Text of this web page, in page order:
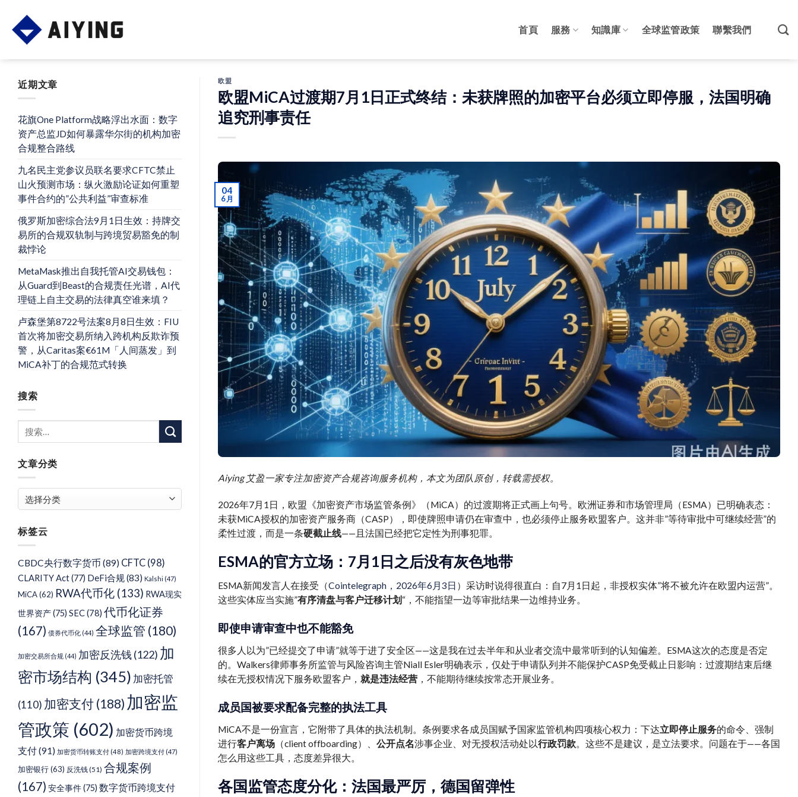
content
首頁 服務 知識庫 全球监管政策 聯繫我們
近期文章
花旗One Platform战略浮出水面：数字
资产总监JD如何暴露华尔街的机构加密
合规整合路线
九名民主党参议员联名要求CFTC禁止
山火预测市场：纵火激励论证如何重塑
事件合约的”公共利益”审查标准
俄罗斯加密综合法9月1日生效：持牌交
易所的合规双轨制与跨境贸易豁免的制
裁悖论
MetaMask推出自我托管AI交易钱包：
从Guard到Beast的合规责任光谱，AI代
理链上自主交易的法律真空谁来填？
卢森堡第8722号法案8月8日生效：FIU
首次将加密交易所纳入跨机构反欺诈预
警，从Caritas案€61M「人间蒸发」到
MiCA补丁的合规范式转换
搜索
文章分类
章
类
标签云
CBDC央行数字货币 (89) CFTC (98)
CLARITY Act(77) DeFi合规(83) Kalshi (47)
MiCA(62) RWA代币化 (133) RWA现实
世界资产(75) SEC(78) 代币化证券
(167) 债券代币化 (44) 全球监管 (180)
加密交易所合规 (44) 加密反洗钱 (122) 加
密市场结构 (345) 加密托管
(110) 加密支付 (188) 加密监
管政策 (602) 加密货币跨境
支付(91) 加密货币转账支付 (48) 加密跨境支付 (47)
加密银行(63) 反洗钱(51) 合规案例
(167) 安全事件(75) 数字货币跨境支付
欧盟
欧盟MiCA过渡期7月1日正式终结：未获牌照的加密平台必须立即停服，法国明确
追究刑事责任
04
6 月
Aiying 艾盈一家专注加密资产合规咨询服务机构，本文为团队原创，转载需授权。
2026年7月1日，欧盟《加密资产市场监管条例》（MiCA）的过渡期将正式画上句号。欧洲证券和市场管理局（ESMA）已明确表态：
未获MiCA授权的加密资产服务商（CASP），即使牌照申请仍在审查中，也必须停止服务欧盟客户。这并非”等待审批中可继续经营”的
柔性过渡，而是一条硬截止线——且法国已经把它定性为刑事犯罪。
ESMA的官方立场：7月1日之后没有灰色地带
ESMA新闻发言人在接受（Cointelegraph，2026年6月3日 ）采访时说得很直白：自7月1日起，非授权实体”将不被允许在欧盟内运营”。
这些实体应当实施”有序清盘与客户迁移计划 “，不能指望一边等审批结果一边维持业务。
即使申请审查中也不能豁免
很多人以为”已经提交了申请”就等于进了安全区——这是我在过去半年和从业者交流中最常听到的认知偏差。ESMA这次的态度是否定
的。Walkers律师事务所监管与风险咨询主管Niall Esler明确表示，仅处于申请队列并不能保护CASP免受截止日影响：过渡期结束后继
续在无授权情况下服务欧盟客户， 就是违法经营 ，不能期待继续按常态开展业务。
成员国被要求配备完整的执法工具
MiCA不是一份宣言，它附带了具体的执法机制。条例要求各成员国赋予国家监管机构四项核心权力：下达立即停止服务的命令、强制
进行客户离场 （client offboarding）、 公开点名涉事企业、对无授权活动处以行政罚款。这些不是建议，是立法要求。问题在于——各国
怎么用这些工具，态度差异很大。
各国监管态度分化：法国最严厉，德国留弹性